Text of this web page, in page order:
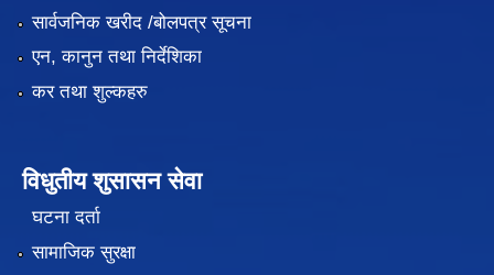
सार्वजनिक खरीद /बोलपत्र सूचना
एन, कानुन तथा निर्देशिका
कर तथा शुल्कहरु
विधुतीय शुसासन सेवा
घटना दर्ता
सामाजिक सुरक्षा